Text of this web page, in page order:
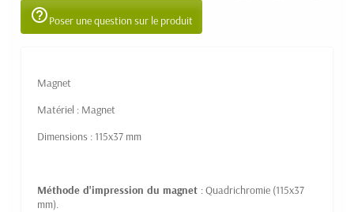
help_outlinePoser une question sur le produit
Magnet
Matériel : Magnet
Dimensions : 115x37 mm
Méthode d'impression du magnet : Quadrichromie (115x37
mm).